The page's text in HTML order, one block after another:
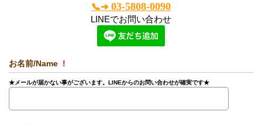
📞➔03-5808-0090
LINEでお問い合わせ
お名前/Name !
★メールが届かない事がございます。LINEからのお問い合わせが確実です★